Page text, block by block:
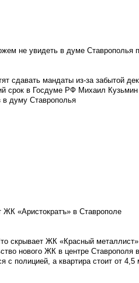
не увидеть в думе Ставрополья
сдавать мандаты из-за забытой
срок в Госдуме РФ Михаил Кузьмин
в думу Ставрополья
ЖК «Аристократъ» в Ставрополе
скрывает ЖК «Красный
нового ЖК в центре Ставрополя
с полицией, а квартира стоит от 4,5